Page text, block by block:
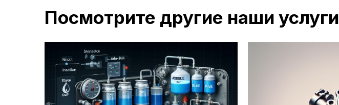
Посмотрите другие наши услуги